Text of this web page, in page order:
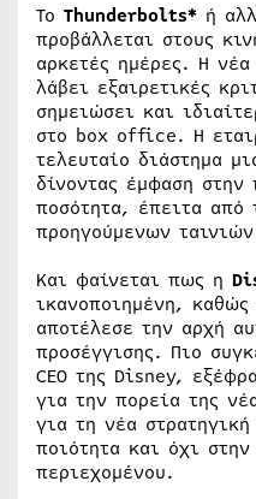
Το Thunderbolts* ή
προβάλλεται στους
αρκετές ημέρες. Η νέα
λάβει εξαιρετικές
σημειώσει και
στο box office. Η
τελευταίο διάστημα
δίνοντας έμφαση στην
ποσότητα, έπειτα από
προηγούμενων
Και φαίνεται πως η
ικανοποιημένη,
αποτέλεσε την αρχή
προσέγγισης. Πιο
CEO της Disney,
για την πορεία της
για τη νέα
ποιότητα και όχι
περιεχομένου.